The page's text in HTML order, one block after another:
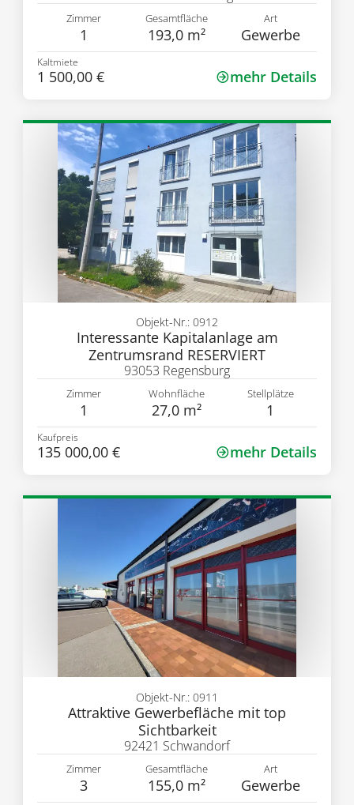
Zimmer
1
Gesamtfläche
193,0 m²
Art
Gewerbe
Kaltmiete
1 500,00 € mehr Details
Interessante Kapitalanlage am
Zentrumsrand RESERVIERT
Objekt-Nr.: 0912
93053 Regensburg
Zimmer
1
Wohnfläche
27,0 m²
Stellplätze
1
Kaufpreis
135 000,00 € mehr Details
Attraktive Gewerbefläche mit top
Sichtbarkeit
Objekt-Nr.: 0911
92421 Schwandorf
Zimmer
3
Gesamtfläche
155,0 m²
Art
Gewerbe